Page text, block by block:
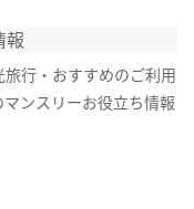
報
行・おすすめのご利用
ンスリーお役立ち情報